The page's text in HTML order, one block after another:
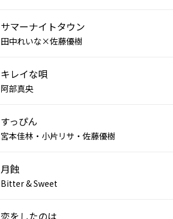
サマーナイトタウン
田中れいな×佐藤優樹
キレイな唄
阿部真央
すっぴん
宮本佳林・小片リサ・佐藤優樹
月蝕
Bitter & Sweet
恋をしたのは